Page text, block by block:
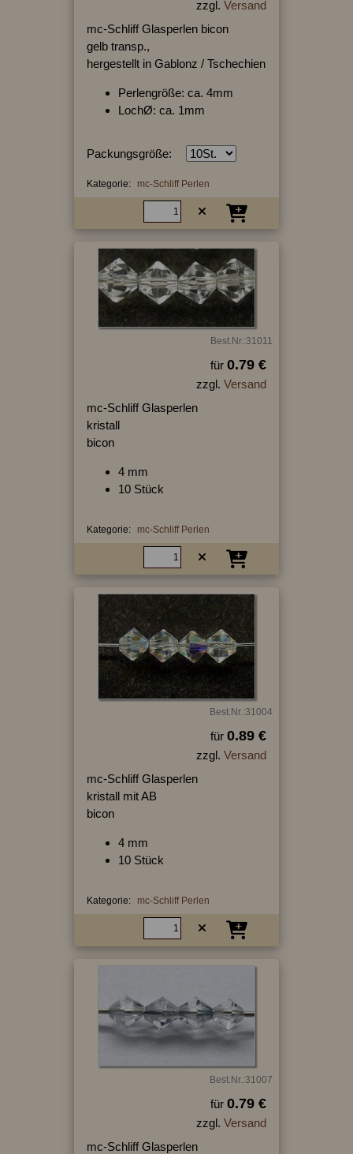
zzgl. Versand
mc-Schliff Glasperlen bicon
gelb transp.,
hergestellt in Gablonz / Tschechien
Perlengröße: ca. 4mm
LochØ: ca. 1mm
Packungsgröße:
Kategorie: mc-Schliff Perlen
Best.Nr.:31011
für 0.79 €
zzgl. Versand
mc-Schliff Glasperlen
kristall
bicon
4 mm
10 Stück
Kategorie: mc-Schliff Perlen
Best.Nr.:31004
für 0.89 €
zzgl. Versand
mc-Schliff Glasperlen
kristall mit AB
bicon
4 mm
10 Stück
Kategorie: mc-Schliff Perlen
Best.Nr.:31007
für 0.79 €
zzgl. Versand
mc-Schliff Glasperlen